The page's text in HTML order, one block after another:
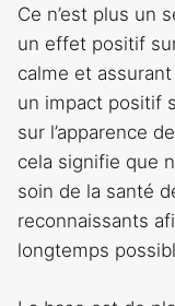
Ce n’est plus un
un effet positif
calme et
un impact positif
sur l’apparence
cela signifie que
soin de la santé
reconnaissants
longtemps